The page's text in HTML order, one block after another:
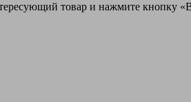
товар и нажмите кнопку